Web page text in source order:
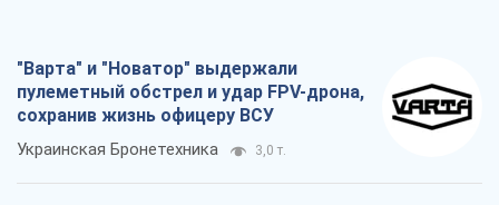
"Варта" и "Новатор" выдержали
пулеметный обстрел и удар FPV-дрона,
сохранив жизнь офицеру ВСУ
Украинская Бронетехника 3,0 т.